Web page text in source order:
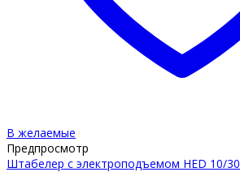
В желаемые
Предпросмотр
Штабелер с электроподъемом HED 10/30